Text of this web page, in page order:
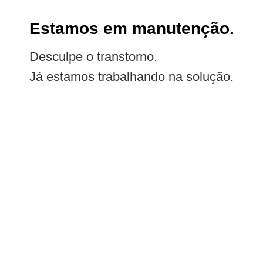
Estamos em manutenção.
Desculpe o transtorno.
Já estamos trabalhando na solução.